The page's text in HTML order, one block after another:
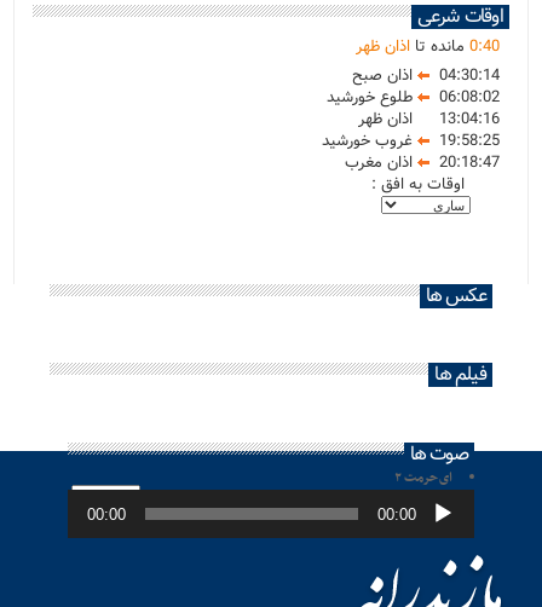
اوقات شرعی
0:40 مانده تااذان ظهر
04:30:14
اذان صبح
06:08:02
طلوع خورشید
13:04:16
اذان ظهر
19:58:25
غروب خورشید
20:18:47
اذان مغرب
اوقات به افق :
عکس ها
فیلم ها
صوت ها
ای حرمت ۲
پخش‌کننده
صوت 00:00
00:00